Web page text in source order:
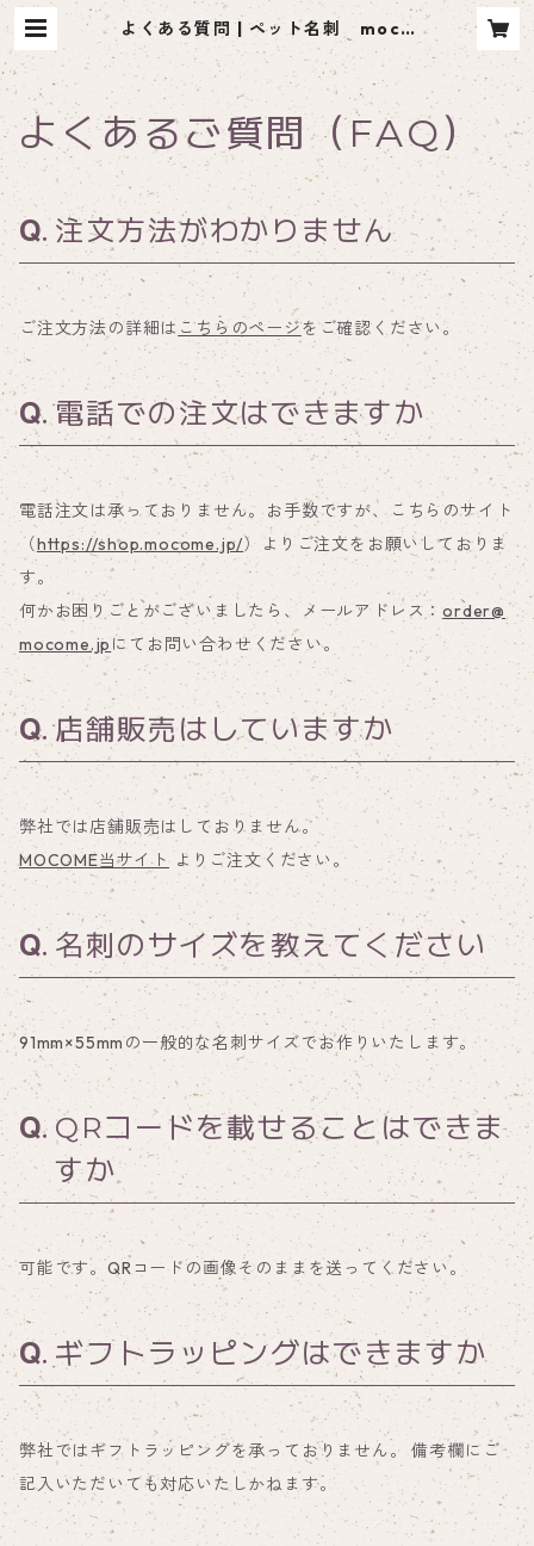
よくある質問 | ペット名刺 moco
me（モコミー）
よくあるご質問（FAQ）
注文方法がわかりません
ご注文方法の詳細は こちらのページをご確認ください。
電話での注文はできますか
電話注文は承っておりません。お手数ですが、こちらのサイト
（https://shop.mocome.jp/）よりご注文をお願いしておりま
す。
何かお困りごとがございましたら、メールアドレス：order@
mocome.jp にてお問い合わせください。
店舗販売はしていますか
弊社では店舗販売はしておりません。
MOCOME当サイト よりご注文ください。
名刺のサイズを教えてください
91mm×55mmの一般的な名刺サイズでお作りいたします。
QRコードを載せることはできま
すか
可能です。QRコードの画像そのままを送ってください。
ギフトラッピングはできますか
弊社ではギフトラッピングを承っておりません。 備考欄にご
記入いただいても対応いたしかねます。